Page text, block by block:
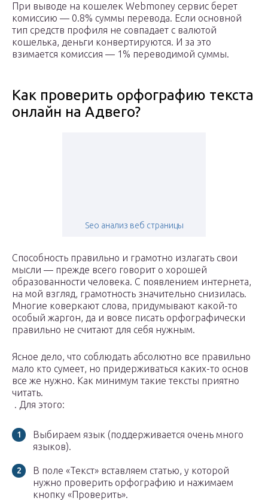
При выводе на кошелек Webmoney сервис берет
комиссию — 0.8% суммы перевода. Если основной
тип средств профиля не совпадает с валютой
кошелька, деньги конвертируются. И за это
взимается комиссия — 1% переводимой суммы.
Как проверить орфографию текста
онлайн на Адвего?
Seo анализ веб страницы
Способность правильно и грамотно излагать свои
мысли — прежде всего говорит о хорошей
образованности человека. С появлением интернета,
на мой взгляд, грамотность значительно снизилась.
Многие коверкают слова, придумывают какой-то
особый жаргон, да и вовсе писать орфографически
правильно не считают для себя нужным.
Ясное дело, что соблюдать абсолютно все правильно
мало кто сумеет, но придерживаться каких-то основ
все же нужно. Как минимум такие тексты приятно
читать.
. Для этого:
Выбираем язык (поддерживается очень много
языков).
В поле «Текст» вставляем статью, у которой
нужно проверить орфографию и нажимаем
кнопку «Проверить».